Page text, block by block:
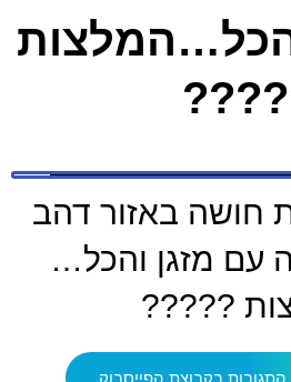
חושה באזור דהב
עם מזגן והכל…
?????